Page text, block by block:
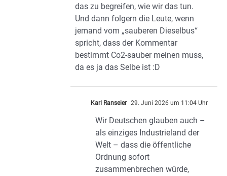
das zu begreifen, wie wir das tun.
Und dann folgern die Leute, wenn
jemand vom „sauberen Dieselbus“
spricht, dass der Kommentar
bestimmt Co2-sauber meinen muss,
da es ja das Selbe ist :D
Karl Ranseier 29. Juni 2026 um 11:04 Uhr
Wir Deutschen glauben auch –
als einziges Industrieland der
Welt – dass die öffentliche
Ordnung sofort
zusammenbrechen würde,